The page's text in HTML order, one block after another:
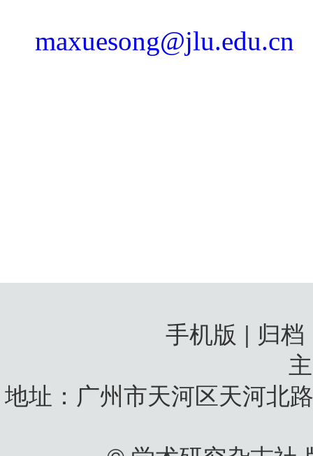
maxuesong@jlu.edu.cn
手机版 | 归
地址：广州市天河区天河北